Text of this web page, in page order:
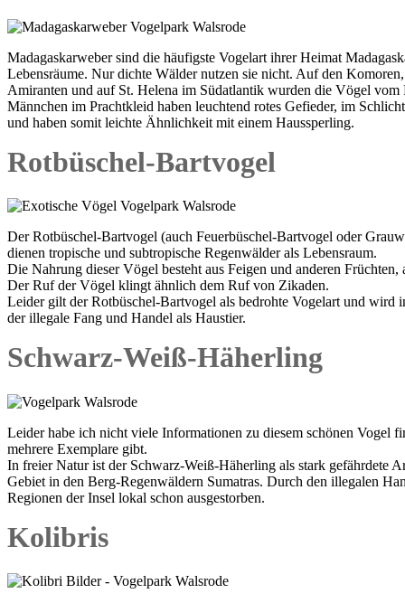
Madagaskarweber sind die häufigste Vogelart ihrer Heimat
Lebensräume. Nur dichte Wälder nutzen sie nicht. Auf den
Amiranten und auf St. Helena im Südatlantik wurden die Vögel vom
Männchen im Prachtkleid haben leuchtend rotes Gefieder, im
und haben somit leichte Ähnlichkeit mit einem Haussperling.
Rotbüschel-Bartvogel
Der Rotbüschel-Bartvogel (auch Feuerbüschel-Bartvogel oder
dienen tropische und subtropische Regenwälder als Lebensraum.
Die Nahrung dieser Vögel besteht aus Feigen und anderen
Der Ruf der Vögel klingt ähnlich dem Ruf von Zikaden.
Leider gilt der Rotbüschel-Bartvogel als bedrohte Vogelart und
der illegale Fang und Handel als Haustier.
Schwarz-Weiß-Häherling
Leider habe ich nicht viele Informationen zu diesem schönen Vogel
mehrere Exemplare gibt.
In freier Natur ist der Schwarz-Weiß-Häherling als stark gefährdete
Gebiet in den Berg-Regenwäldern Sumatras. Durch den illegalen
Regionen der Insel lokal schon ausgestorben.
Kolibris